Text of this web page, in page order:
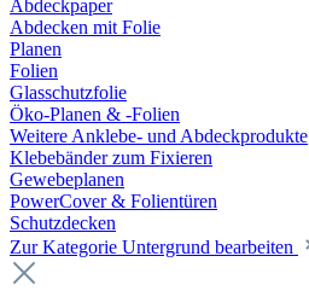
Abdeckpaper
Abdecken mit Folie
Planen
Folien
Glasschutzfolie
Öko-Planen & -Folien
Weitere Anklebe- und Abdeckprodukte
Klebebänder zum Fixieren
Gewebeplanen
PowerCover & Folientüren
Schutzdecken
Zur Kategorie Untergrund bearbeiten